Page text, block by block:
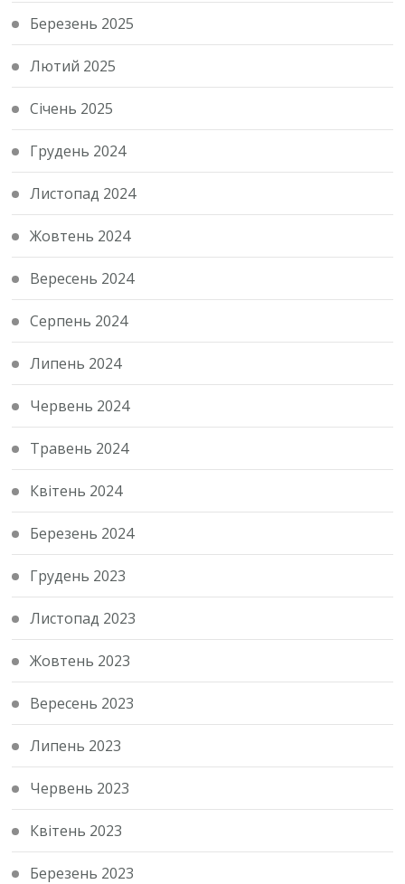
Березень 2025
Лютий 2025
Січень 2025
Грудень 2024
Листопад 2024
Жовтень 2024
Вересень 2024
Серпень 2024
Липень 2024
Червень 2024
Травень 2024
Квітень 2024
Березень 2024
Грудень 2023
Листопад 2023
Жовтень 2023
Вересень 2023
Липень 2023
Червень 2023
Квітень 2023
Березень 2023